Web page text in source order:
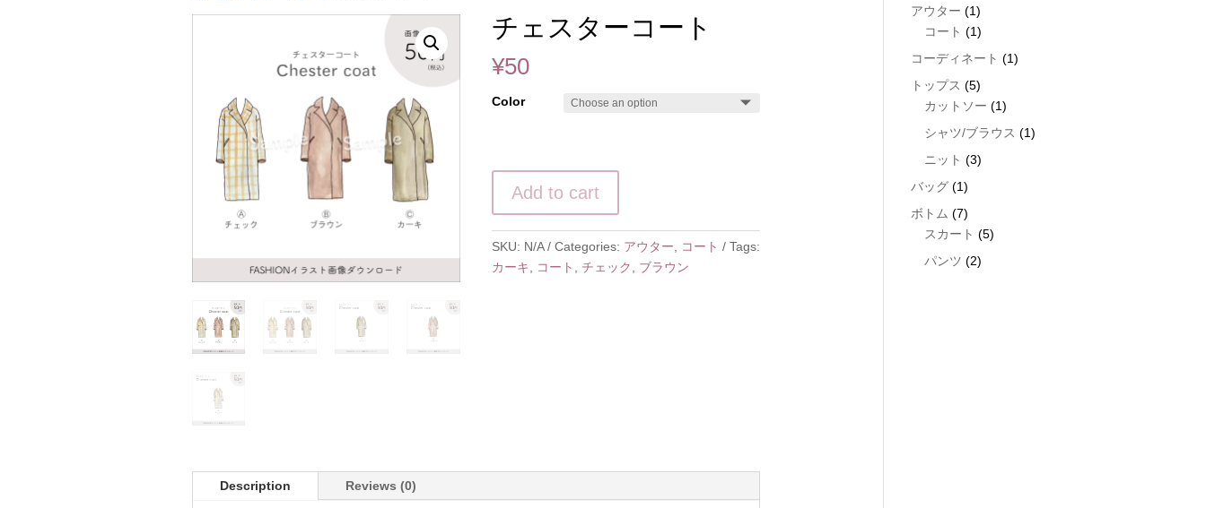
チェスターコート
¥50
Color
Add to cart
SKU: N/A Categories: アウター コート
Tags:
カーキ
コート チェック ブラウン
Description Reviews (0)
アウター 11
product
コート 11
product
コーディネート 11
トップス 55
products
カットソー 11
product
シャツ/ブラウス 11
ニット 33
バッグ 11
product
ボトム 77
products
スカート 55
パンツ 22